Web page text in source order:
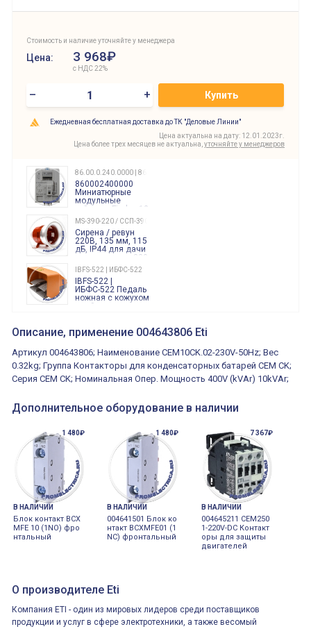
Стоимость и наличие уточняйте у менеджера
Цена: 3 968₽
с НДС 22%
– + Купить
Ежедневная бесплатная доставка до ТК "Деловые Линии"
Цена актуальна на дату: 12.01.2023г.
Цена более трех месяцев не актуальна, уточняйте у менеджеров
86.00.0.240.0000 | 860002400000
860002400000
Миниатюрные
модульные
таймеры Finder, 12-
240 Вольт AC/DC
Finder
86.00.0.240.0000
MS-390-220 / ССП-390 220В
Сирена / ревун
220В, 135 мм, 115
дБ, IP44 для дачи
производства 220
Вольт звук ситены
"пожарная
тревога"
IBFS-522 | ИБФС-522
IBFS-522 |
ИБФС-522 Педаль
ножная с кожухом
двойная,
15Ампер 250В
XVR13M05L
Маячок
оранжевый
230VAC 130мм
ВКН8108
ВКН8108
выключатель
путевой,
регулируемый
ролик
800202300000С | 80 02 0 230 0000 С
многофункциональные
реле времени
0.1cек.-10 дней, 10
функций/режимов
Описание, применение 004643806 Eti
Артикул 004643806; Наименование CEM10CK.02-230V-50Hz; Вес
0.32kg; Группа Контакторы для конденсаторных батарей СЕМ CK;
Серия CEM CK; Номинальная Опер. Мощность 400V (kVAr) 10kVAr;
Дополнительное оборудование в наличии
1 480₽
В НАЛИЧИИ
Блок контакт BCX
MFE 10 (1NO) фро
нтальный
1 480₽
В НАЛИЧИИ
004641501 Блок ко
нтакт BCXMFE01 (1
NC) фронтальный
7 367₽
В НАЛИЧИИ
004645211 CEM250
1-220V-DC Контакт
оры для защиты
двигателей
О производителе Eti
Компания ETI - один из мировых лидеров среди поставщиков
продукции и услуг в сфере электротехники, а также весомый